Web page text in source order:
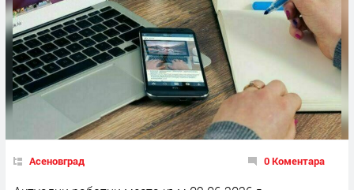
Асеновград 0 Коментара